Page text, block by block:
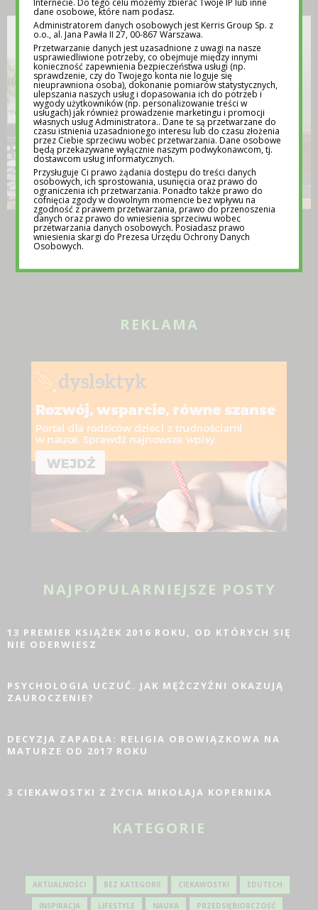
TEMATY NA LEKCJE WYCHOWAWCZE –
POMOC DLA NAUCZYCIELI
REKLAMA
NAJPOPULARNIEJSZE POSTY
13 PREMIER KSIĄŻEK 2016 ROKU, OD KTÓRYCH SIĘ
NIE ODERWIESZ
PSYCHOLOGIA UCZUĆ. JAK MĘŻCZYŹNI OKAZUJĄ
ZAUROCZENIE?
DECYZJA ZAPADŁA: RELIGIA OBOWIĄZKOWA NA
MATURZE OD 2017 ROKU
3 CIEKAWOSTKI Z ŻYCIA MIKOŁAJA KOPERNIKA
KATEGORIE
AKTUALNOŚCI BEZ KATEGORII CIEKAWOSTKI EDUTECH
INSPIRACJA LIFESTYLE NAUKA PRZEDSIĘBIORCZOŚĆ
dane osobowe, które nam podasz.
Administratorem danych osobowych jest Kerris Group Sp. z
o.o., al. Jana Pawła II 27, 00-867 Warszawa.
Przetwarzanie danych jest uzasadnione z uwagi na nasze
usprawiedliwione potrzeby, co obejmuje między innymi
konieczność zapewnienia bezpieczeństwa usługi (np.
sprawdzenie, czy do Twojego konta nie loguje się
nieuprawniona osoba), dokonanie pomiarów statystycznych,
ulepszania naszych usług i dopasowania ich do potrzeb i
wygody użytkowników (np. personalizowanie treści w
usługach) jak również prowadzenie marketingu i promocji
własnych usług Administratora.. Dane te są przetwarzane do
czasu istnienia uzasadnionego interesu lub do czasu złożenia
przez Ciebie sprzeciwu wobec przetwarzania. Dane osobowe
będą przekazywane wyłącznie naszym podwykonawcom, tj.
dostawcom usług informatycznych.
Przysługuje Ci prawo żądania dostępu do treści danych
osobowych, ich sprostowania, usunięcia oraz prawo do
ograniczenia ich przetwarzania. Ponadto także prawo do
cofnięcia zgody w dowolnym momencie bez wpływu na
zgodność z prawem przetwarzania, prawo do przenoszenia
danych oraz prawo do wniesienia sprzeciwu wobec
przetwarzania danych osobowych. Posiadasz prawo
wniesienia skargi do Prezesa Urzędu Ochrony Danych
Osobowych.